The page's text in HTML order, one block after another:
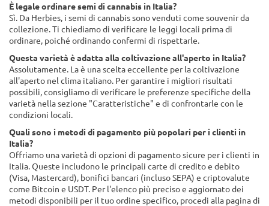
È legale ordinare semi di cannabis in Italia?
Sì. Da Herbies, i semi di cannabis sono venduti come souvenir da
collezione. Ti chiediamo di verificare le leggi locali prima di
ordinare, poiché ordinando confermi di rispettarle.
Questa varietà è adatta alla coltivazione all'aperto in Italia?
Assolutamente. La è una scelta eccellente per la coltivazione
all'aperto nel clima italiano. Per garantire i migliori risultati
possibili, consigliamo di verificare le preferenze specifiche della
varietà nella sezione "Caratteristiche" e di confrontarle con le
condizioni locali.
Quali sono i metodi di pagamento più popolari per i clienti in
Italia?
Offriamo una varietà di opzioni di pagamento sicure per i clienti in
Italia. Queste includono le principali carte di credito e debito
(Visa, Mastercard), bonifici bancari (incluso SEPA) e criptovalute
come Bitcoin e USDT. Per l'elenco più preciso e aggiornato dei
metodi disponibili per il tuo ordine specifico, procedi alla pagina di